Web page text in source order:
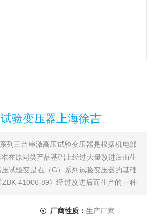
验变压器上海徐吉
列三台串激高压试验变压器是根据机电部
准在原同类产品基础上经过大量改进后而生
试验变是在（G）系列试验变压器的基础
ZBK-41006-89》经过改进后而生产的一种
厂商性质： 生产厂家